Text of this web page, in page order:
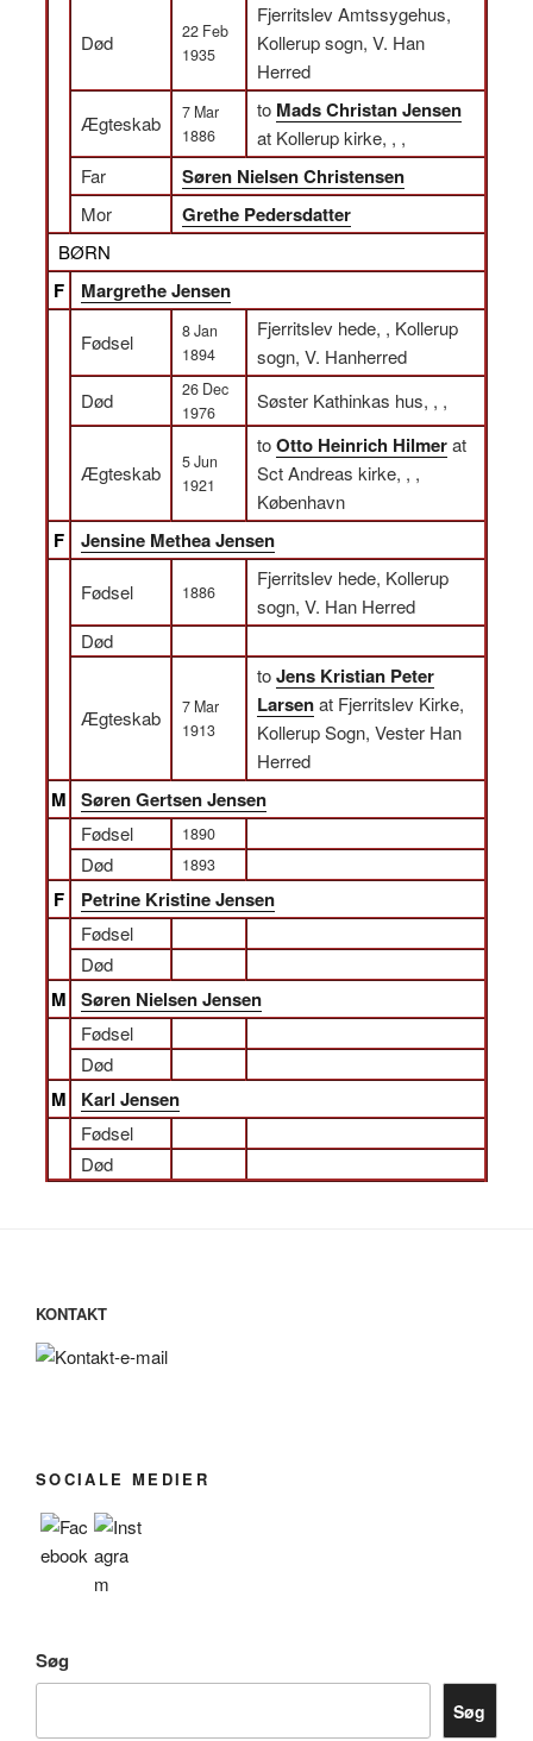
Død
22 Feb
1935
Fjerritslev Amtssygehus,
Kollerup sogn, V. Han
Herred
Ægteskab
7 Mar
1886
to Mads Christan Jensen
at Kollerup kirke, , ,
Far
Søren Nielsen Christensen
Mor Grethe Pedersdatter
BØRN
F Margrethe Jensen
Fødsel
8 Jan
1894
Fjerritslev hede, , Kollerup
sogn, V. Hanherred
Død
26 Dec
1976
Søster Kathinkas hus, , ,
Ægteskab
5 Jun
1921
toOtto Heinrich Hilmerat
Sct Andreas kirke, , ,
København
F Jensine Methea Jensen
Fødsel 1886
Fjerritslev hede, Kollerup
sogn, V. Han Herred
Død
Ægteskab
7 Mar
1913
toJens Kristian Peter
Larsenat Fjerritslev Kirke,
Kollerup Sogn, Vester Han
Herred
M Søren Gertsen Jensen
Fødsel 1890
Død 1893
F Petrine Kristine Jensen
Fødsel
Død
M Søren Nielsen Jensen
Fødsel
Død
M Karl Jensen
Fødsel
Død
KONTAKT
SOCIALE MEDIER
Søg
Søg